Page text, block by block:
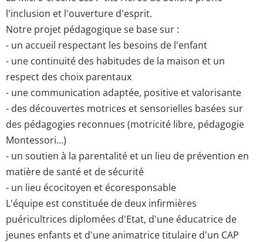
l'inclusion et l'ouverture d'esprit.
Notre projet pédagogique se base sur :
- un accueil respectant les besoins de l'enfant
- une continuité des habitudes de la maison et un
respect des choix parentaux
- une communication adaptée, positive et valorisante
- des découvertes motrices et sensorielles basées sur
des pédagogies reconnues (motricité libre, pédagogie
Montessori...)
- un soutien à la parentalité et un lieu de prévention en
matière de santé et de sécurité
- un lieu écocitoyen et écoresponsable
L'équipe est constituée de deux infirmières
puéricultrices diplomées d'Etat, d'une éducatrice de
jeunes enfants et d'une animatrice titulaire d'un CAP